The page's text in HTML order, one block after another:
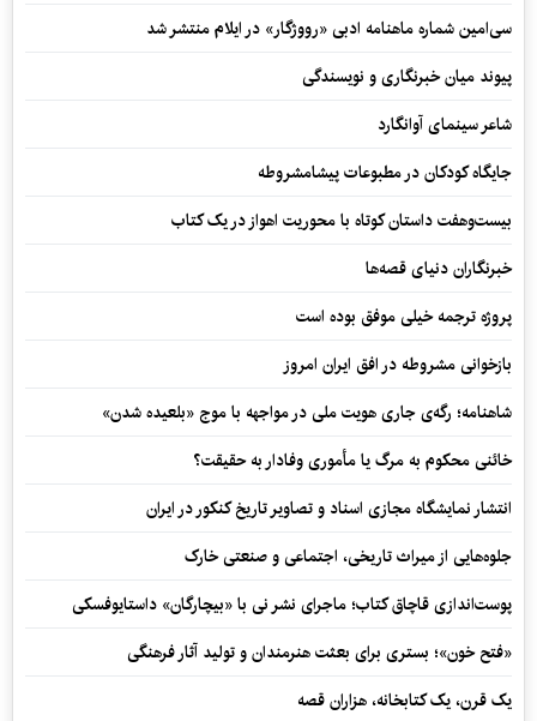
سی‌امین شماره ماهنامه‌ ادبی «رووژگار» در ایلام منتشر شد
پیوند میان خبرنگاری و نویسندگی
شاعر سینمای آوانگارد
جایگاه کودکان در مطبوعات پیشامشروطه
بیست‌وهفت داستان کوتاه با محوریت اهواز در یک کتاب
خبرنگاران دنیای قصه‌ها
پروژه ترجمه خیلی موفق بوده است
بازخوانی مشروطه در افق ایران امروز
شاهنامه؛ رگه‌ی جاری هویت ملی در مواجهه با موج «بلعیده شدن»
خائنی محکوم به مرگ یا مأموری وفادار به حقیقت؟
انتشار نمایشگاه مجازی اسناد و تصاویر تاریخ کنکور در ایران
جلوه‌هایی از میراث تاریخی، اجتماعی و صنعتی خارک
پوست‌اندازی قاچاق کتاب؛ ماجرای نشر نی با «بیچارگان» داستایوفسکی
«فتح خون»؛ بستری برای بعثت هنرمندان و تولید آثار فرهنگی
یک قرن، یک کتابخانه، هزاران قصه